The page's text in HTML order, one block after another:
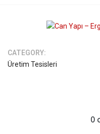
CATEGORY:
Üretim Tesisleri
0